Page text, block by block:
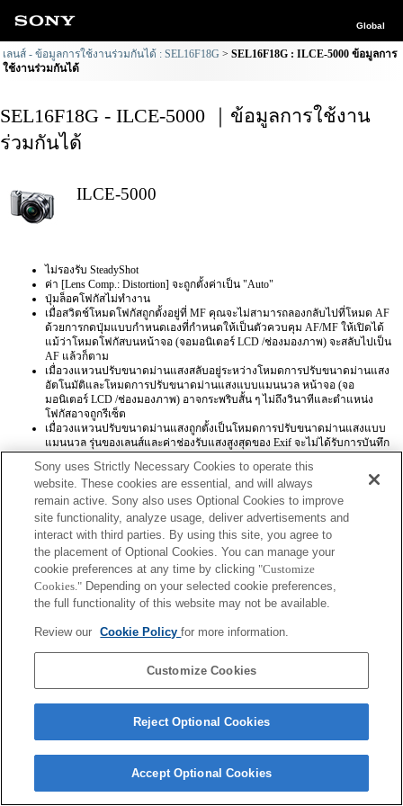
Global
เลนส์ - ข้อมูลการใช้งานร่วมกันได้ : SEL16F18G
SEL16F18G : ILCE-5000 ข้อมูลการ
ใช้งานร่วมกันได้
SEL16F18G - ILCE-5000 ｜ข้อมูลการใช้งาน
ร่วมกันได้
ILCE-5000
ไม่รองรับ SteadyShot
ค่า [Lens Comp.: Distortion] จะถูกตั้งค่าเป็น "Auto"
ปุ่มล็อคโฟกัสไม่ทำงาน
เมื่อสวิตช์โหมดโฟกัสถูกตั้งอยู่ที่ MF คุณจะไม่สามารถลองกลับไปที่โหมด AF
ด้วยการกดปุ่มแบบกำหนดเองที่กำหนดให้เป็นตัวควบคุม AF/MF ให้เปิดได้
แม้ว่าโหมดโฟกัสบนหน้าจอ (จอมอนิเตอร์ LCD /ช่องมองภาพ) จะสลับไปเป็น
AF แล้วก็ตาม
เมื่อวงแหวนปรับขนาดม่านแสงสลับอยู่ระหว่างโหมดการปรับขนาดม่านแสง
อัตโนมัติและโหมดการปรับขนาดม่านแสงแบบแมนนวล หน้าจอ (จอ
มอนิเตอร์ LCD /ช่องมองภาพ) อาจกระพริบสั้น ๆ ไม่ถึงวินาทีและตำแหน่ง
โฟกัสอาจถูกรีเซ็ต
เมื่อวงแหวนปรับขนาดม่านแสงถูกตั้งเป็นโหมดการปรับขนาดม่านแสงแบบ
แมนนวล รุ่นของเลนส์และค่าช่องรับแสงสูงสุดของ Exif จะไม่ได้รับการบันทึก
เมื่อวงแหวนปรับขนาดม่านแสงถูกตั้งเป็นโหมดการปรับขนาดม่านแสงแบบ
แมนนวล ค่าช่องรับแสงจะถูกตั้งเป็นค่าตามที่วงแหวนปรับขนาดม่านแสงบ่ง
ชี้โดยไม่คำนึงถึงโหมดช่องรับแสง
เมื่อวงแหวนปรับขนาดม่านแสงถูกสลับระหว่างโหมดการปรับขนาดม่านแสง
อัตโนมัติและโหมดการปรับขนาดม่านแสงแบบแมนนวลในระหว่างการบันทึก
ภาพเคลื่อนไหว การบันทึกนั้นจะหยุดลง
ถ้าคุณหมุนวงแหวนปรับขนาดม่านแสง จะไม่มีการยืดเวลาก่อนประหยัด
พลังงานออกไป
เมื่อวงแหวนปรับขนาดม่านแสงถูกตั้งเป็นโหมดแมนนวล การควบคุมฉาก
หลังพร่ามัวในการสร้างสรรค์ภาพถ่ายจะทำงานไม่ถูกต้อง แต่หน้าจอจะแสดง
Sony uses Strictly Necessary Cookies to operate this
website. These cookies are essential, and will always
remain active. Sony also uses Optional Cookies to improve
site functionality, analyze usage, deliver advertisements and
interact with third parties. By using this site, you agree to
the placement of Optional Cookies. You can manage your
cookie preferences at any time by clicking "Customize
Cookies." Depending on your selected cookie preferences,
the full functionality of this website may not be available.
Review our Cookie Policyfor more information.
Customize Cookies
Reject Optional Cookies
Accept Optional Cookies